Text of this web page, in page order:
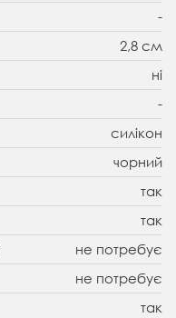
-
2,8 см
ні
-
силікон
чорний
так
так
не потребує
не потребує
так